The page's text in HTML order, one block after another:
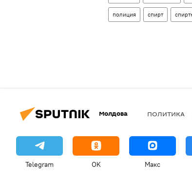
полиция спирт
Молдова ПОЛИТИКА
Telegram OK Макс